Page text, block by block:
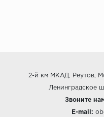
2-й км МКАД, Реутов,
Ленинградское
Звоните
E-mail: